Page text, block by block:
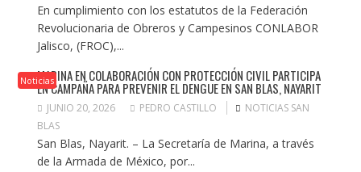
En cumplimiento con los estatutos de la Federación
Revolucionaria de Obreros y Campesinos CONLABOR
Jalisco, (FROC),...
NoticiasMARINA EN COLABORACIÓN CON PROTECCIÓN CIVIL PARTICIPA
EN CAMPAÑA PARA PREVENIR EL DENGUE EN SAN BLAS, NAYARIT
JUNIO 20, 2026 PEDRO CASTILLO
NOTICIAS SAN
BLAS
San Blas, Nayarit. – La Secretaría de Marina, a través
de la Armada de México, por...